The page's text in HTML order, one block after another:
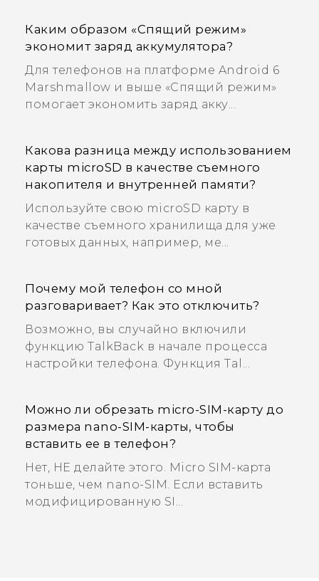
Каким образом «Спящий режим»
экономит заряд аккумулятора?
Для телефонов на платформе Android 6
Marshmallow и выше «Спящий режим»
помогает экономить заряд акку...
Какова разница между использованием
карты microSD в качестве съемного
накопителя и внутренней памяти?
Используйте свою microSD карту в
качестве съемного хранилища для уже
готовых данных, например, ме...
Почему мой телефон со мной
разговаривает? Как это отключить?
Возможно, вы случайно включили
функцию TalkBack в начале процесса
настройки телефона. Функция Tal...
Можно ли обрезать micro-SIM-карту до
размера nano-SIM-карты, чтобы
вставить ее в телефон?
Нет, НЕ делайте этого. Micro SIM-карта
тоньше, чем nano-SIM. Если вставить
модифицированную SI...